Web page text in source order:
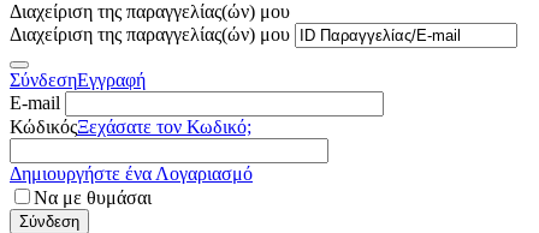
Διαχείριση της παραγγελίας(ών) μου
Διαχείριση της παραγγελίας(ών) μου
ΣύνδεσηΕγγραφή
E-mail
ΚώδικόςΞεχάσατε τον Κωδικό;
Δημιουργήστε ένα Λογαριασμό
Να με θυμάσαι
Σύνδεση